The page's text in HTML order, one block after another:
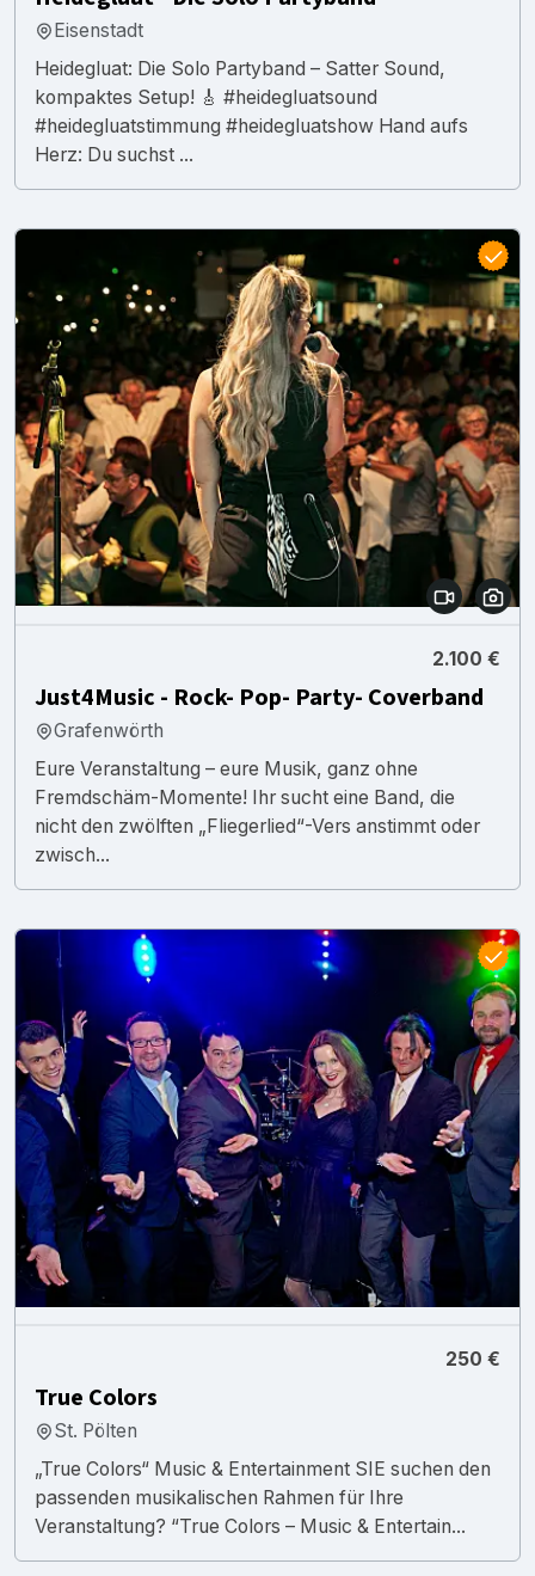
Eisenstadt
Heidegluat: Die Solo Partyband – Satter Sound,
kompaktes Setup! 🎸 #heidegluatsound
#heidegluatstimmung #heidegluatshow Hand aufs
Herz: Du suchst ...
2.100 €
Just4Music - Rock- Pop- Party- Coverband
Grafenwörth
Eure Veranstaltung – eure Musik, ganz ohne
Fremdschäm-Momente! Ihr sucht eine Band, die
nicht den zwölften „Fliegerlied“-Vers anstimmt oder
zwisch...
250 €
True Colors
St. Pölten
„True Colors“ Music & Entertainment SIE suchen den
passenden musikalischen Rahmen für Ihre
Veranstaltung? “True Colors – Music & Entertain...